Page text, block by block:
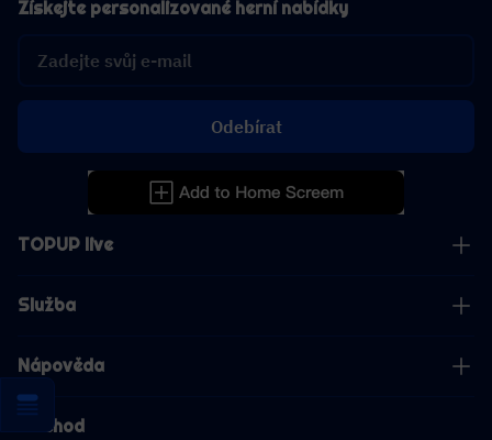
TOPUP live
Služba
Nápověda
Obchod
Získejte personalizované herní nabídky
Odebírat